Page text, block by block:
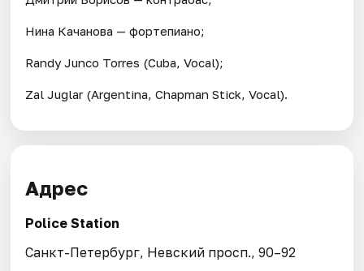
Нина Качанова — фортепиано;
Randy Junco Torres (Cuba, Vocal);
Zal Juglar (Argentina, Chapman Stick, Vocal).
Адрес
Police Station
Санкт-Петербург, Невский просп., 90–92